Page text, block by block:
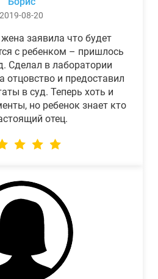
2019-08-20
заявила что будет
с ребенком – пришлось
Сделал в лаборатории
отцовство и предоставил
в суд. Теперь хоть и
но ребенок знает кто
отец.